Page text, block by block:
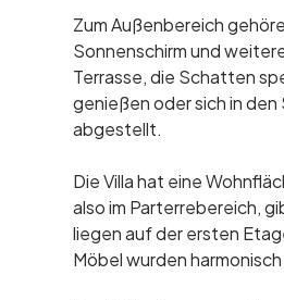
Zum Außenbereich
Sonnenschirm und
Terrasse, die Schatten
genießen oder sich in
abgestellt.
Die Villa hat eine
also im Parterrebereich,
liegen auf der ersten
Möbel wurden